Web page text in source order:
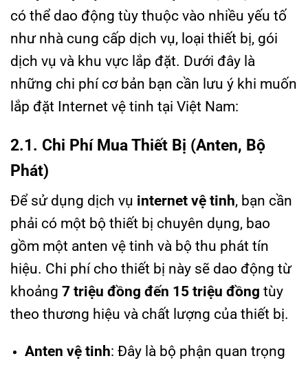
có thể dao động tùy thuộc vào nhiều yếu tố
như nhà cung cấp dịch vụ, loại thiết bị, gói
dịch vụ và khu vực lắp đặt. Dưới đây là
những chi phí cơ bản bạn cần lưu ý khi muốn
lắp đặt Internet vệ tinh tại Việt Nam:
2.1. Chi Phí Mua Thiết Bị (Anten, Bộ
Phát)
Để sử dụng dịch vụ internet vệ tinh, bạn cần
phải có một bộ thiết bị chuyên dụng, bao
gồm một anten vệ tinh và bộ thu phát tín
hiệu. Chi phí cho thiết bị này sẽ dao động từ
khoảng 7 triệu đồng đến 15 triệu đồng tùy
theo thương hiệu và chất lượng của thiết bị.
Anten vệ tinh: Đây là bộ phận quan trọng